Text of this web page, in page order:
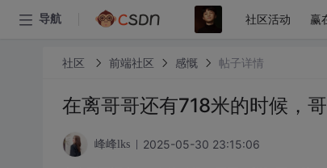
导航 社区活动 赢
社区 前端社区 感慨 帖子详情
在离哥哥还有718米的时候，
峰峰lks 2025-05-30 23:15:06